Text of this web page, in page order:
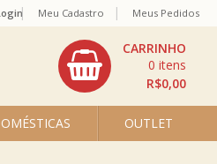
OUTLET
R$0,00
0
Meu Cadastro Meus Pedidos